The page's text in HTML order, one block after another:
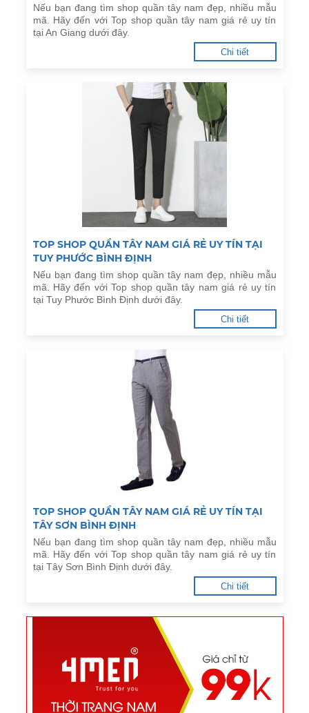
Nếu bạn đang tìm shop quần tây nam đẹp, nhiều mẫu
mã. Hãy đến với Top shop quần tây nam giá rẻ uy tín
tại An Giang dưới đây.
Chi tiết
TOP SHOP QUẦN TÂY NAM GIÁ RẺ UY TÍN TẠI
TUY PHƯỚC BÌNH ĐỊNH
Nếu bạn đang tìm shop quần tây nam đẹp, nhiều mẫu
mã. Hãy đến với Top shop quần tây nam giá rẻ uy tín
tại Tuy Phước Bình Định dưới đây.
Chi tiết
TOP SHOP QUẦN TÂY NAM GIÁ RẺ UY TÍN TẠI
TÂY SƠN BÌNH ĐỊNH
Nếu bạn đang tìm shop quần tây nam đẹp, nhiều mẫu
mã. Hãy đến với Top shop quần tây nam giá rẻ uy tín
tại Tây Sơn Bình Định dưới đây.
Chi tiết